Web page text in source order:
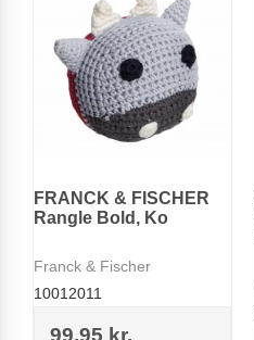
FRANCK & FISCHER
Rangle Bold, Ko
Franck & Fischer
10012011
99,95 kr.